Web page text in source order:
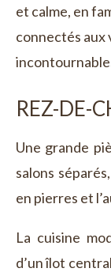
et calme, en
connectés aux
REZ-DE-
Une grande
salons
en pierres et
La cuisine
d’un îlot